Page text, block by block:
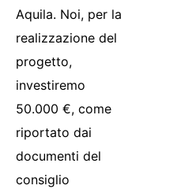
Aquila. Noi, per la
realizzazione del
progetto,
investiremo
50.000 €, come
riportato dai
documenti del
consiglio